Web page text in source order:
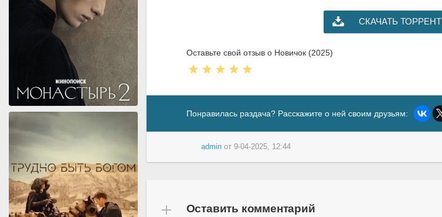
СКАЧАТЬ ТОРРЕНТ
Оставьте свой отзыв о Новичок (2025)
Понравилась раздача? Расскажите о ней своим друзьям:
adminот 9-04-2025, 12:44
Оставить комментарий